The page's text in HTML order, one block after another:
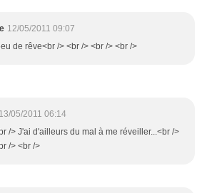
12/05/2011 09:07
de rêve<br /> <br /> <br /> <br />
13/05/2011 06:14
/> J'ai d'ailleurs du mal à me réveiller...<br />
/> <br />